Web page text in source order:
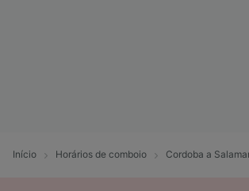
Início Horários de comboio Cordoba a